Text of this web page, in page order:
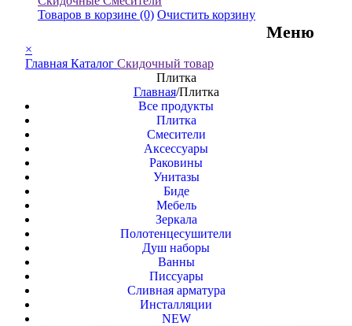
Товаров в корзине (0) Очистить корзину
Меню
×
Главная Каталог Скидочный товар
Плитка
Главная/Плитка
Все продукты
Плитка
Смесители
Аксессуары
Раковины
Унитазы
Биде
Мебель
Зеркала
Полотенцесушители
Душ наборы
Ванны
Писсуары
Сливная арматура
Инсталляции
NEW